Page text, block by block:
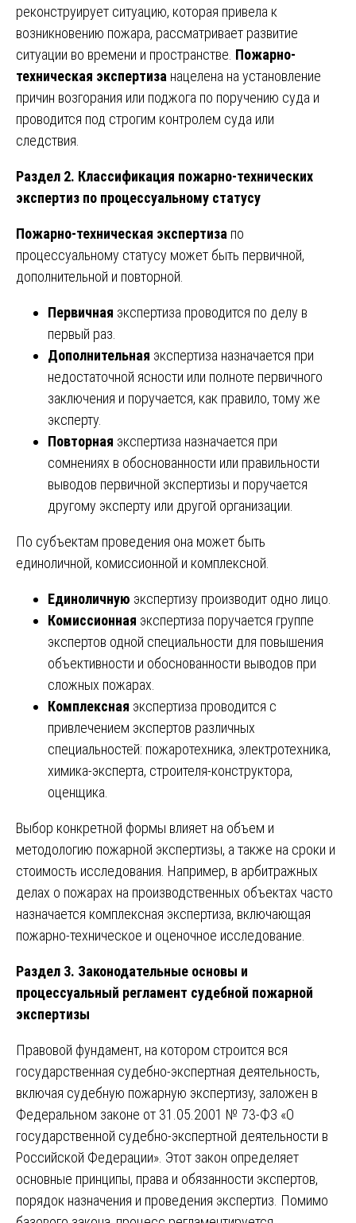
реконструирует ситуацию, которая привела к
возникновению пожара, рассматривает развитие
ситуации во времени и пространстве. Пожарно-
техническая экспертиза нацелена на установление
причин возгорания или поджога по поручению суда и
проводится под строгим контролем суда или
следствия.
Раздел 2. Классификация пожарно-технических
экспертиз по процессуальному статусу
Пожарно-техническая экспертиза по
процессуальному статусу может быть первичной,
дополнительной и повторной.
Первичная экспертиза проводится по делу в
первый раз.
Дополнительная экспертиза назначается при
недостаточной ясности или полноте первичного
заключения и поручается, как правило, тому же
эксперту.
Повторная экспертиза назначается при
сомнениях в обоснованности или правильности
выводов первичной экспертизы и поручается
другому эксперту или другой организации.
По субъектам проведения она может быть
единоличной, комиссионной и комплексной.
Единоличную экспертизу производит одно лицо.
Комиссионная экспертиза поручается группе
экспертов одной специальности для повышения
объективности и обоснованности выводов при
сложных пожарах.
Комплексная экспертиза проводится с
привлечением экспертов различных
специальностей: пожаротехника, электротехника,
химика-эксперта, строителя-конструктора,
оценщика.
Выбор конкретной формы влияет на объем и
методологию пожарной экспертизы, а также на сроки и
стоимость исследования. Например, в арбитражных
делах о пожарах на производственных объектах часто
назначается комплексная экспертиза, включающая
пожарно-техническое и оценочное исследование.
Раздел 3. Законодательные основы и
процессуальный регламент судебной пожарной
экспертизы
Правовой фундамент, на котором строится вся
государственная судебно-экспертная деятельность,
включая судебную пожарную экспертизу, заложен в
Федеральном законе от 31.05.2001 № 73-ФЗ «О
государственной судебно-экспертной деятельности в
Российской Федерации». Этот закон определяет
основные принципы, права и обязанности экспертов,
порядок назначения и проведения экспертиз. Помимо